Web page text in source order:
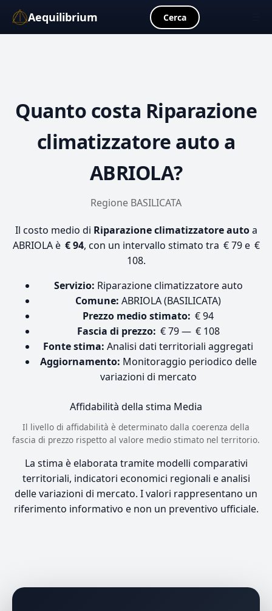
Aequilibrium Cerca
Quanto costa Riparazione
climatizzatore auto a
ABRIOLA?
Regione BASILICATA
Il costo medio di Riparazione climatizzatore autoa
ABRIOLA è € 94, con un intervallo stimato tra € 79 e €
108.
Servizio: Riparazione climatizzatore auto
Comune: ABRIOLA (BASILICATA)
Prezzo medio stimato: € 94
Fascia di prezzo: € 79 — € 108
Fonte stima: Analisi dati territoriali aggregati
Aggiornamento: Monitoraggio periodico delle
variazioni di mercato
Affidabilità della stima Media
Il livello di affidabilità è determinato dalla coerenza della
fascia di prezzo rispetto al valore medio stimato nel territorio.
La stima è elaborata tramite modelli comparativi
territoriali, indicatori economici regionali e analisi
delle variazioni di mercato. I valori rappresentano un
riferimento informativo e non un preventivo ufficiale.